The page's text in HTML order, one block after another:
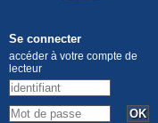
Se connecter
accéder à votre compte de
lecteur